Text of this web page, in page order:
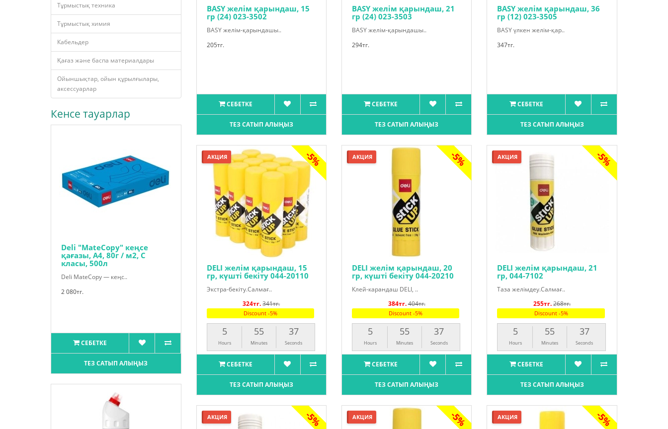
Тұрмыстық техника
Тұрмыстық химия
Кабельдер
Қағаз және баспа материалдары
Ойыншықтар, ойын құрылғылары,
аксессуарлар
Кенсе тауарлар
Deli "MateCopy" кеңсе
қағазы, А4, 80г / м2, С
класы, 500л
Deli MateCopy — кеңс..
2 080тг.
СЕБЕТКЕ
ТЕЗ САТЫП АЛЫҢЫЗ
BASY желім қарындаш, 15
гр (24) 023-3502
BASY желім-қарындашы..
205тг.
СЕБЕТКЕ
ТЕЗ САТЫП АЛЫҢЫЗ
BASY желім қарындаш, 21
гр (24) 023-3503
BASY желім-қарындашы..
294тг.
СЕБЕТКЕ
ТЕЗ САТЫП АЛЫҢЫЗ
BASY желім қарындаш, 36
гр (12) 023-3505
BASY үлкен желім-қар..
347тг.
СЕБЕТКЕ
ТЕЗ САТЫП АЛЫҢЫЗ
-5%
АКЦИЯ
DELI желім қарындаш, 15
гр, күшті бекіту 044-20110
Экстра-бекіту.Салмағ..
324тг.341тг.
Discount -5%
5
Hours
55
Minutes
36
Seconds
СЕБЕТКЕ
ТЕЗ САТЫП АЛЫҢЫЗ
-5%
АКЦИЯ
DELI желім қарындаш, 20
гр, күшті бекіту 044-20210
Клей-карандаш DELI, ..
384тг.404тг.
Discount -5%
5
Hours
55
Minutes
36
Seconds
СЕБЕТКЕ
ТЕЗ САТЫП АЛЫҢЫЗ
-5%
АКЦИЯ
DELI желім қарындаш, 21
гр, 044-7102
Таза желімдеу.Салмағ..
255тг.268тг.
Discount -5%
5
Hours
55
Minutes
36
Seconds
СЕБЕТКЕ
ТЕЗ САТЫП АЛЫҢЫЗ
-5%
АКЦИЯ -5%
АКЦИЯ -5%
АКЦИЯ